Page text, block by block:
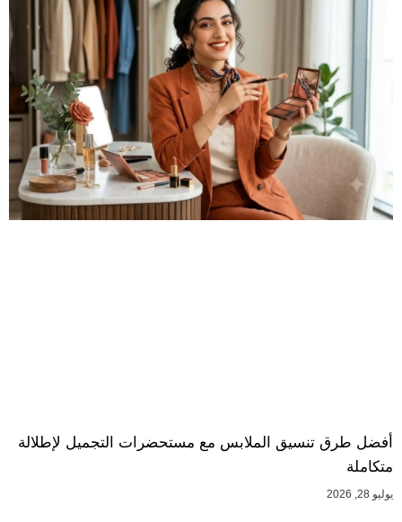
أفضل طرق تنسيق الملابس مع مستحضرات التجميل لإطلالة
متكاملة
يوليو 28, 2026